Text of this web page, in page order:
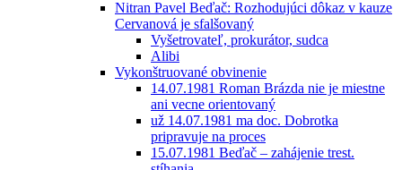
Nitran Pavel Beďač: Rozhodujúci dôkaz v kauze
Cervanová je sfalšovaný
Vyšetrovateľ, prokurátor, sudca
Alibi
Vykonštruované obvinenie
14.07.1981 Roman Brázda nie je miestne
ani vecne orientovaný
už 14.07.1981 ma doc. Dobrotka
pripravuje na proces
15.07.1981 Beďač – zahájenie trest.